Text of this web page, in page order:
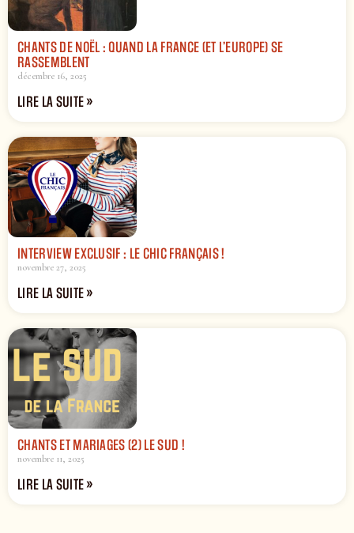
CHANTS DE NOËL : QUAND LA FRANCE (ET L’EUROPE) SE
RASSEMBLENT
décembre 16, 2025
LIRE LA SUITE »
INTERVIEW EXCLUSIF : LE CHIC FRANÇAIS !
novembre 27, 2025
LIRE LA SUITE »
CHANTS ET MARIAGES (2) LE SUD !
novembre 11, 2025
LIRE LA SUITE »